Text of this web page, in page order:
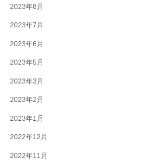
2023年8月
2023年7月
2023年6月
2023年5月
2023年3月
2023年2月
2023年1月
2022年12月
2022年11月